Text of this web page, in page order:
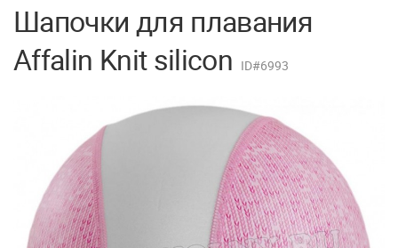
Шапочки для плавания
Affalin Knit silicon ID#6993